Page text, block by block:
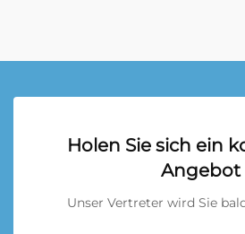
Holen Sie sich ein
Angebot
Unser Vertreter wird Sie